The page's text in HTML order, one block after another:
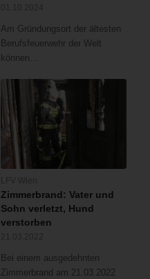
Am Gründungsort der ältesten
Berufsfeuerwehr der Welt
können…
Zimmerbrand: Vater und
Sohn verletzt, Hund
verstorben
Bei einem ausgedehnten
Zimmerbrand am 21.03.2022